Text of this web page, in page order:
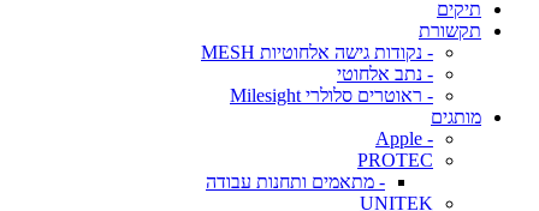
תיקים
תקשורת
- נקודות גישה אלחוטיות MESH
- נתב אלחוטי
- ראוטרים סלולרי Milesight
מותגים
- Apple
PROTEC
- מתאמים ותחנות עבודה
UNITEK